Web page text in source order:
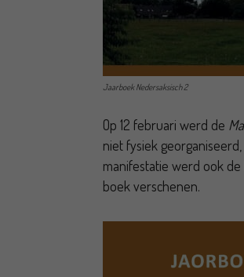
Jaarboek Nedersaksisch 2
Op 12 februari werd de
niet fysiek
manifestatie werd ook
boek verschenen.